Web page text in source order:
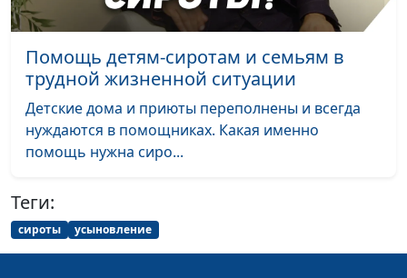
меня по жизни
Медвидь, пастор и
региональный
общероссийской
общественной
организации АДРА на
Дальнем Востоке
на Дальнем Востоке
общественной
Помощь детям-сиротам и семьям в
трудной жизненной ситуации
Детские дома и приюты переполнены и всегда
нуждаются в помощниках. Какая именно
помощь нужна сиро...
Теги:
сироты усыновление